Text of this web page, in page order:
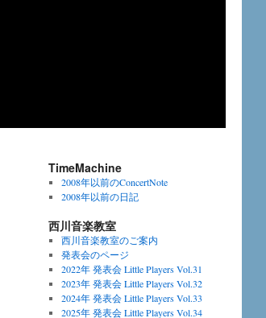
TimeMachine
2008年以前のConcertNote
2008年以前の日記
西川音楽教室
西川音楽教室のご案内
発表会のページ
2022年 発表会 Little Players Vol.31
2023年 発表会 Little Players Vol.32
2024年 発表会 Little Players Vol.33
2025年 発表会 Little Players Vol.34